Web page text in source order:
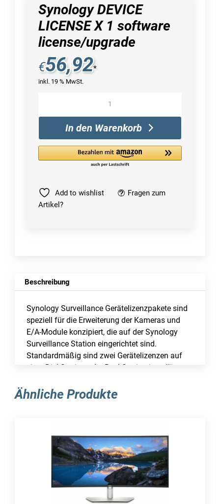
Synology DEVICE
LICENSE X 1 software
license/upgrade
€56,92*
inkl. 19 % MwSt.
1
software
license/upgrade
In den Warenkorb
Add to wishlist
Fragen zum
Artikel?
Beschreibung
Synology Surveillance Gerätelizenzpakete sind
speziell für die Erweiterung der Kameras und
E/A-Module konzipiert, die auf der Synology
Surveillance Station eingerichtet sind.
Standardmäßig sind zwei Gerätelizenzen auf
einer DiskStation oder RackStation installiert.
DSM oder Docker DSM ausgeführt wird, sind
Ähnliche Produkte